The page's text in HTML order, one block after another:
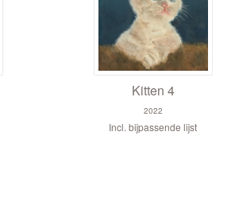
Kitten 4
2022
Incl. bijpassende lijst